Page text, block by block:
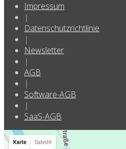
Impressum
|
Datenschutzrichtlinie
|
Newsletter
|
AGB
|
Software-AGB
|
SaaS-AGB
Karte Satellit